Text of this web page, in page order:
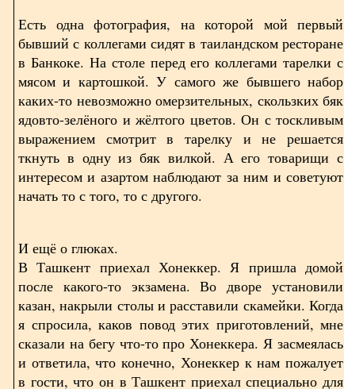
Есть одна фотография, на которой мой первый
бывший с коллегами сидят в таиландском ресторане
в Банкоке. На столе перед его коллегами тарелки с
мясом и картошкой. У самого же бывшего набор
каких-то невозможно омерзительных, скользких бяк
ядовто-зелёного и жёлтого цветов. Он с тоскливым
выражением смотрит в тарелку и не решается
ткнуть в одну из бяк вилкой. А его товарищи с
интересом и азартом наблюдают за ним и советуют
начать то с того, то с другого.
И ещё о глюках.
В Ташкент приехал Хонеккер. Я пришла домой
после какого-то экзамена. Во дворе установили
казан, накрыли столы и расставили скамейки. Когда
я спросила, каков повод этих приготовлений, мне
сказали на бегу что-то про Хонеккера. Я засмеялась
и ответила, что конечно, Хонеккер к нам пожалует
в гости, что он в Ташкент приехал специально для